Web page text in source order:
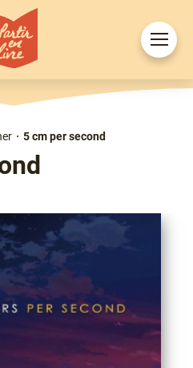
Ouvrir
le
5 cm per second